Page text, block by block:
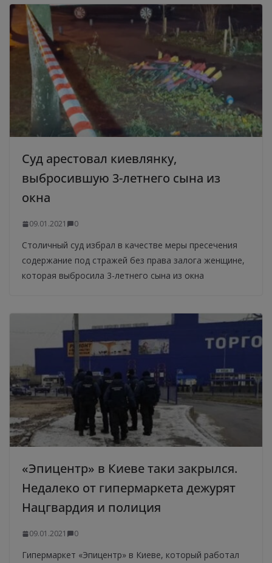
Суд арестовал киевлянку,
выбросившую 3-летнего сына из
окна
09.01.2021 0
Столичный суд избрал в качестве меры пресечения
содержание под стражей без права залога женщине,
которая выбросила 3-летнего сына из окна
«Эпицентр» в Киеве таки закрылся.
Недалеко от гипермаркета дежурят
Нацгвардия и полиция
09.01.2021 0
Гипермаркет «Эпицентр» в Киеве, который работал